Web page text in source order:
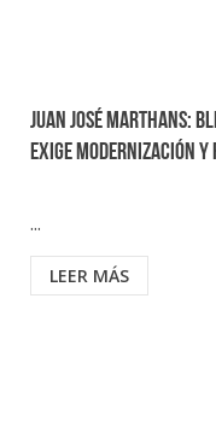
Juan José Marthans:
exige modernización
...
LEER MÁS